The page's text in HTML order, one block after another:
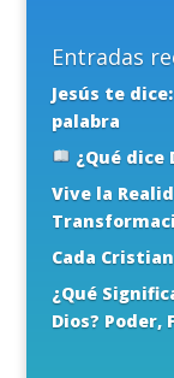
Entradas
Jesús te
palabra
¿Qué
Vive la
Cada
¿Qué
Dios? Poder,